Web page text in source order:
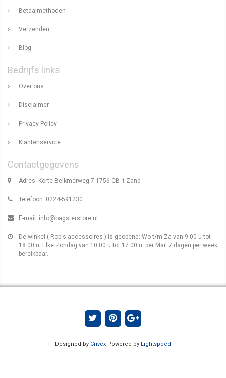
Betaalmethoden
Verzenden
Blog
Bedrijfs links
Over ons
Disclaimer
Privacy Policy
Klantenservice
Contactgegevens
Adres: Korte Belkmerweg 7 1756 CB 't Zand
Telefoon: 0224-591230
E-mail: info@bagsterstore.nl
De winkel ( Rob's accessoires ) is geopend: Wo t/m Za van 9.00 u tot
18.00 u. Elke Zondag van 10.00 u tot 17.00 u. per Mail 7 dagen per week
bereikbaar.
Designed by Crivex Powered by Lightspeed